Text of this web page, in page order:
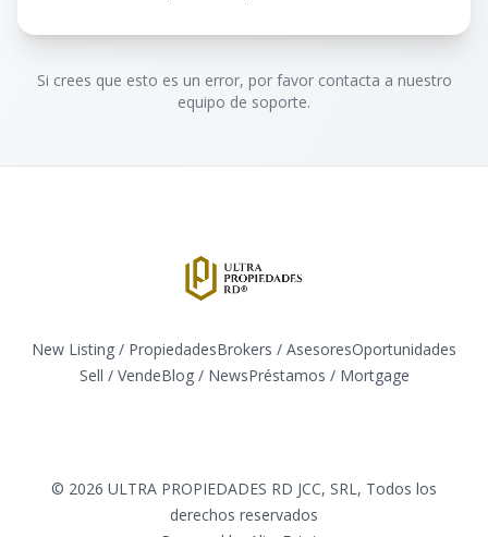
Si crees que esto es un error, por favor contacta a nuestro
equipo de soporte.
New Listing / PropiedadesBrokers / AsesoresOportunidades
Sell / VendeBlog / News​Préstamos / Mortgage
© 2026 ULTRA PROPIEDADES RD JCC, SRL, Todos los
derechos reservados